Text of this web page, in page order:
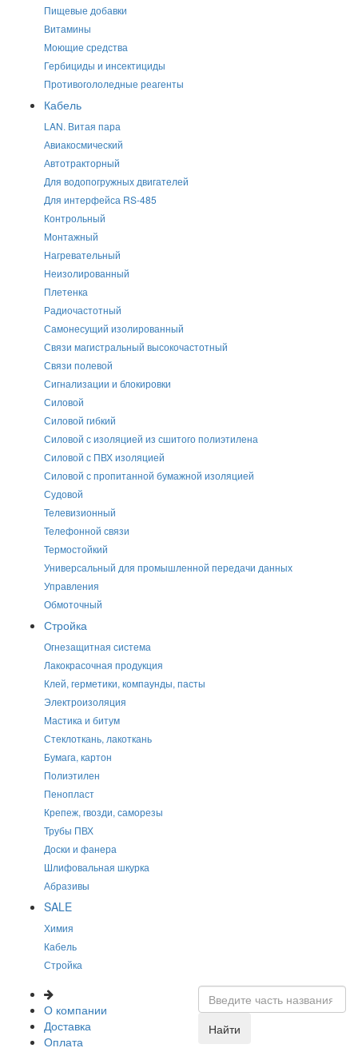
Пищевые добавки
Витамины
Моющие средства
Гербициды и инсектициды
Противогололедные реагенты
Кабель
LAN. Витая пара
Авиакосмический
Автотракторный
Для водопогружных двигателей
Для интерфейса RS-485
Контрольный
Монтажный
Нагревательный
Неизолированный
Плетенка
Радиочастотный
Самонесущий изолированный
Связи магистральный высокочастотный
Связи полевой
Сигнализации и блокировки
Силовой
Силовой гибкий
Силовой с изоляцией из сшитого полиэтилена
Силовой с ПВХ изоляцией
Силовой с пропитанной бумажной изоляцией
Судовой
Телевизионный
Телефонной связи
Термостойкий
Универсальный для промышленной передачи данных
Управления
Обмоточный
Стройка
Огнезащитная система
Лакокрасочная продукция
Клей, герметики, компаунды, пасты
Электроизоляция
Мастика и битум
Стеклоткань, лакоткань
Бумага, картон
Полиэтилен
Пенопласт
Крепеж, гвозди, саморезы
Трубы ПВХ
Доски и фанера
Шлифовальная шкурка
Абразивы
SALE
Химия
Кабель
Стройка
О компании
Доставка
Оплата
Найти